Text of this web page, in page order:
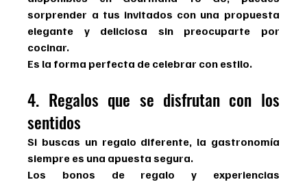
sorprender a tus invitados con una propuesta
elegante y deliciosa sin preocuparte por
cocinar.
Es la forma perfecta de celebrar con estilo.
4. Regalos que se disfrutan con los
sentidos
Si buscas un regalo diferente, la gastronomía
siempre es una apuesta segura.
Los bonos de regalo y experiencias